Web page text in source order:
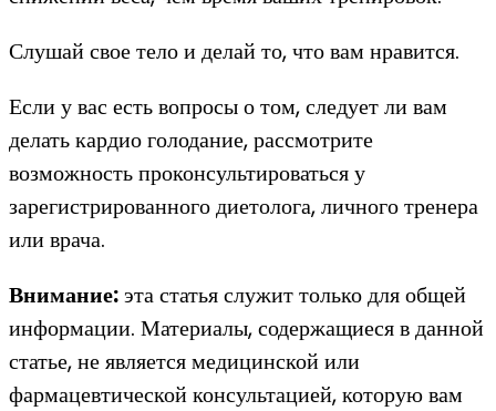
Слушай свое тело и делай то, что вам нравится.
Если у вас есть вопросы о том, следует ли вам
делать кардио голодание, рассмотрите
возможность проконсультироваться у
зарегистрированного диетолога, личного тренера
или врача.
Внимание:эта статья служит только для общей
информации. Материалы, содержащиеся в данной
статье, не является медицинской или
фармацевтической консультацией, которую вам